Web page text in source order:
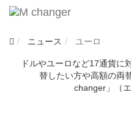
ニュース
ユーロ
ドルやユーロなど17通貨に
替したい方や高額の両
changer」（